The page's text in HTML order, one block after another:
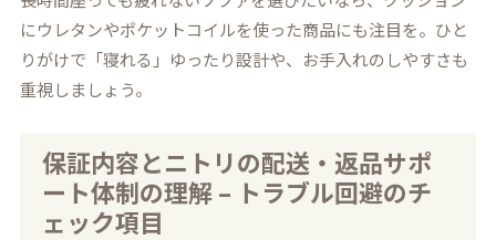
にウレタンやポケットコイルを使った商品にも注目を。ひと
りがけで「寝れる」ゆったり設計や、お手入れのしやすさも
重視しましょう。
保証内容とニトリの配送・返品サポ
ート体制の理解 – トラブル回避のチ
ェック項目